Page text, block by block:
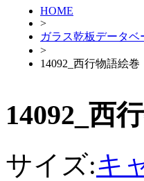
HOME
>
ガラス乾板データベ
>
14092_西行物語絵巻
14092_西
サイズ:キ